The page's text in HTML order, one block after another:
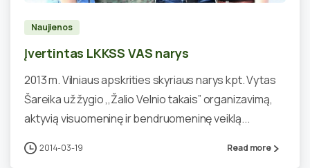
Naujienos
Įvertintas LKKSS VAS narys
2013 m. Vilniaus apskrities skyriaus narys kpt. Vytas
Šareika už žygio ,,Žalio Velnio takais” organizavimą,
aktyvią visuomeninę ir bendruomeninę veiklą...
2014-03-19 Read more